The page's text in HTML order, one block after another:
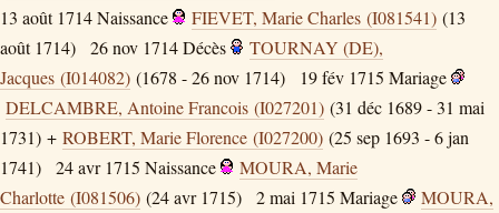
13 août 1714Naissance FIEVET, Marie Charles (I081541) (13
août 1714)
26 nov 1714Décès
TOURNAY (DE),
Jacques (I014082) (1678 - 26 nov 1714) 19 fév 1715 Mariage
DELCAMBRE, Antoine Francois (I027201) (31 déc 1689 - 31 mai
1731) + ROBERT, Marie Florence (I027200) (25 sep 1693 - 6 jan
1741)
24 avr 1715 Naissance
MOURA, Marie
Charlotte (I081506) (24 avr 1715) 2 mai 1715 Mariage
MOURA,